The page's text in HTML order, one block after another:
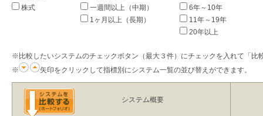
株式
一週間以上（中期）
1ヶ月以上（長期）
6年～10年
11年～19年
20年以上
※比較したいシステムのチェックボタン（最大３件）にチェックを入れて「比
※
矢印をクリックして指標別にシステム一覧の並び替えができます。
システム概要